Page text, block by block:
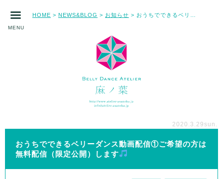
MENU
HOME > NEWS&BLOG > お知らせ >
2020.3.29 sun.
おうちでできるベリーダンス動画配信①ご希望の方は
無料配信（限定公開）します